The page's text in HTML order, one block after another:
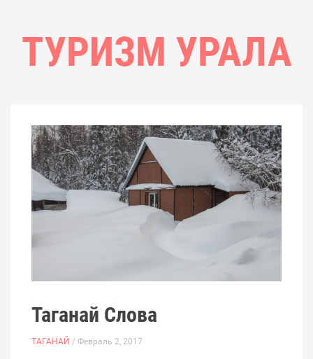
ТУРИЗМ УРАЛА
Таганай Слова
ТАГАНАЙ / Февраль 2, 2017